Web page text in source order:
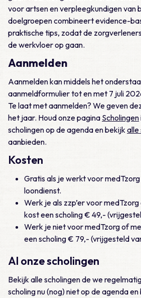
voor artsen en verpleegkundigen van
doelgroepen combineert evidence-
praktische tips, zodat de
de werkvloer op gaan.
Aanmelden
Aanmelden kan middels het
aanmeldformulier tot en met 7 juli
Te laat met aanmelden? We geven
het jaar. Houd onze pagina Scholingen
scholingen op de agenda en bekijkalle
aanbieden.
Kosten
Gratis als je werkt voor
loondienst.
Werk je als zzp’er voor
kost een scholing € 49,-
Werk je niet voor medTzorg of
een scholing € 79,- (vrijgesteld
Al onze scholingen
Bekijk alle scholingen de we
scholing nu (nog) niet op de agenda en